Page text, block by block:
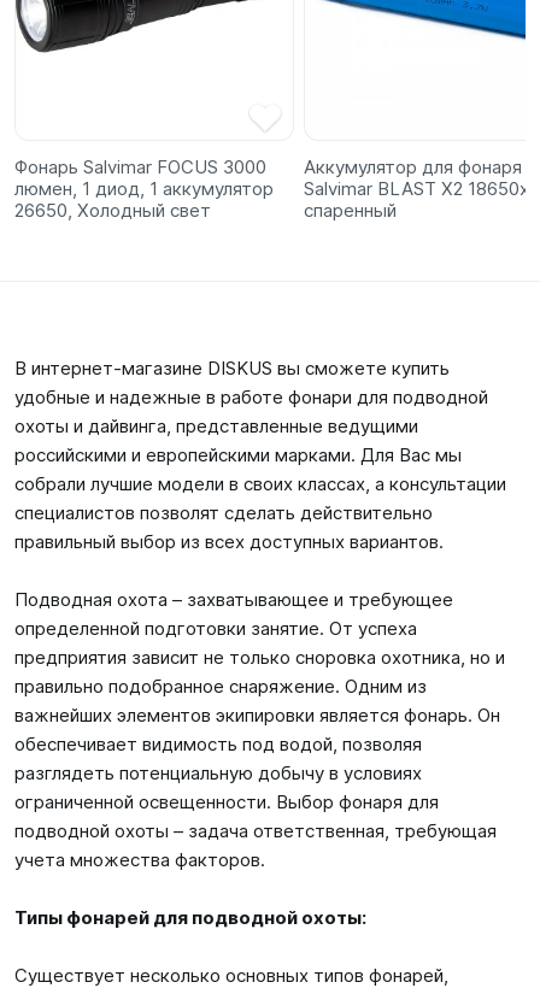
Фонарь Salvimar FOCUS 3000
люмен, 1 диод, 1 аккумулятор
26650, Холодный свет
Аккумулятор для фонаря
Salvimar BLAST X2
спаренный
В интернет-магазине DISKUS вы сможете купить
удобные и надежные в работе фонари для подводной
охоты и дайвинга, представленные ведущими
российскими и европейскими марками. Для Вас мы
собрали лучшие модели в своих классах, а консультации
специалистов позволят сделать действительно
правильный выбор из всех доступных вариантов.
Подводная охота – захватывающее и требующее
определенной подготовки занятие. От успеха
предприятия зависит не только сноровка охотника, но и
правильно подобранное снаряжение. Одним из
важнейших элементов экипировки является фонарь. Он
обеспечивает видимость под водой, позволяя
разглядеть потенциальную добычу в условиях
ограниченной освещенности. Выбор фонаря для
подводной охоты – задача ответственная, требующая
учета множества факторов.
Типы фонарей для подводной охоты:
Существует несколько основных типов фонарей,